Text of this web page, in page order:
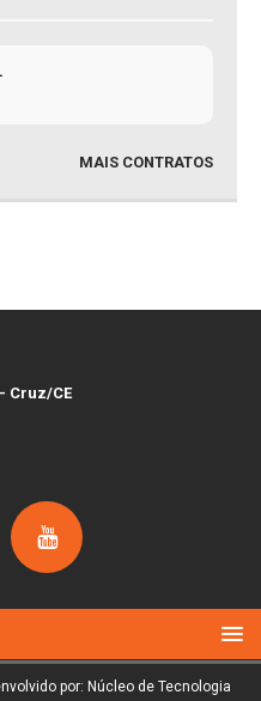
MAIS CONTRATOS
Cruz/CE
por: Núcleo de Tecnologia